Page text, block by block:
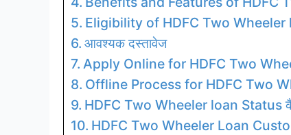
Eligibility of HDFC Two Wheeler
आवश्यक दस्तावेज
Apply Online for HDFC Two
Offline Process for HDFC Two
HDFC Two Wheeler loan Status
HDFC Two Wheeler Loan